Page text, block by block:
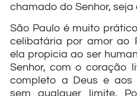
chamado do Senhor, seja
São Paulo é muito
celibatária por amor ao
ela propicia ao ser
Senhor, com o coração
completo a Deus e aos
sem qualquer limite.